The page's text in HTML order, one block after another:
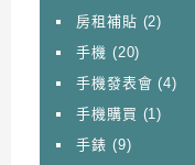
房租補貼 (2)
手機 (20)
手機發表會 (4)
手機購買 (1)
手錶 (9)